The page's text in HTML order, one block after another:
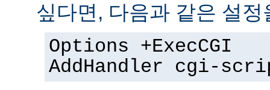
싶다면, 다음과 같은 설정
Options +ExecCGI
AddHandler cgi-